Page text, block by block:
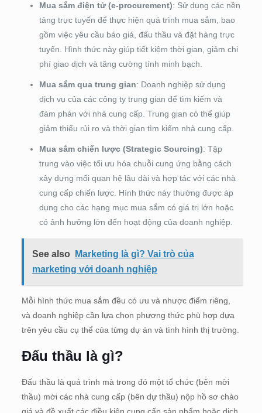
Mua sắm điện tử (e-procurement): Sử dụng các nền
tảng trực tuyến để thực hiện quá trình mua sắm, bao
gồm việc yêu cầu báo giá, đấu thầu và đặt hàng trực
tuyến. Hình thức này giúp tiết kiệm thời gian, giảm chi
phí giao dịch và tăng cường tính minh bạch.
Mua sắm qua trung gian: Doanh nghiệp sử dụng
dịch vụ của các công ty trung gian để tìm kiếm và
đàm phán với nhà cung cấp. Trung gian có thể giúp
giảm thiểu rủi ro và thời gian tìm kiếm nhà cung cấp.
Mua sắm chiến lược (Strategic Sourcing): Tập
trung vào việc tối ưu hóa chuỗi cung ứng bằng cách
xây dựng mối quan hệ lâu dài và hợp tác với các nhà
cung cấp chiến lược. Hình thức này thường được áp
dụng cho các hạng mục mua sắm có giá trị lớn hoặc
có ảnh hưởng lớn đến hoạt động của doanh nghiệp.
See also
Marketing là gì? Vai trò của
marketing với doanh nghiệp
Mỗi hình thức mua sắm đều có ưu và nhược điểm riêng,
và doanh nghiệp cần lựa chọn phương thức phù hợp dựa
trên yêu cầu cụ thể của từng dự án và tình hình thị trường.
Đấu thầu là gì?
Đấu thầu là quá trình mà trong đó một tổ chức (bên mời
thầu) mời các nhà cung cấp (bên dự thầu) nộp hồ sơ chào